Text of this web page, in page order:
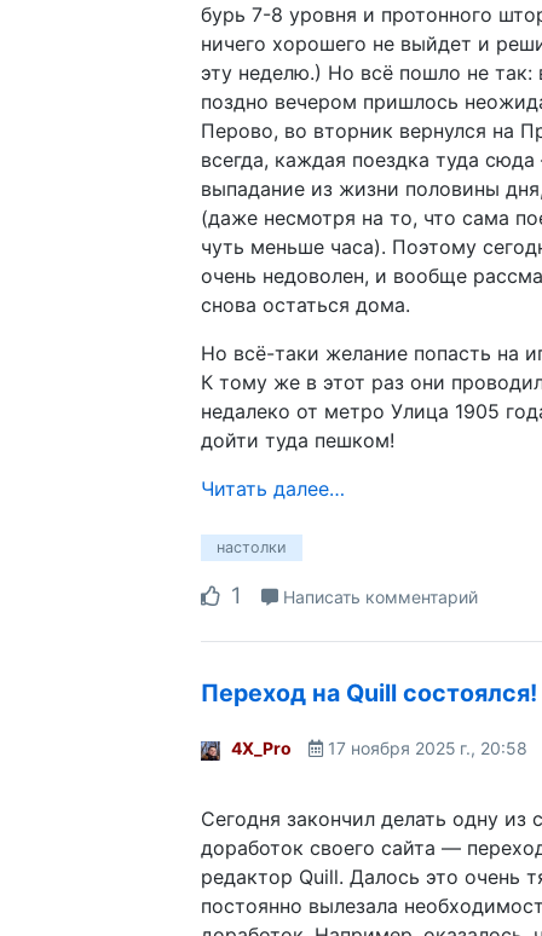
бурь 7-8 уровня и протонного
ничего хорошего не выйдет и
эту неделю.) Но всё пошло не так:
поздно вечером пришлось
Перово, во вторник вернулся на
всегда, каждая поездка туда
выпадание из жизни половины
(даже несмотря на то, что сама
чуть меньше часа). Поэтому
очень недоволен, и вообще
снова остаться дома.
Но всё-таки желание попасть на
К тому же в этот раз они
недалеко от метро Улица 1905
дойти туда пешком!
Читать далее…
настолки
1 Написать комментарий
Переход на Quill состоялся!
4X_Pro 17 ноября 2025 г., 20:58
Сегодня закончил делать одну из
доработок своего сайта —
редактор Quill. Далось это очень
постоянно вылезала